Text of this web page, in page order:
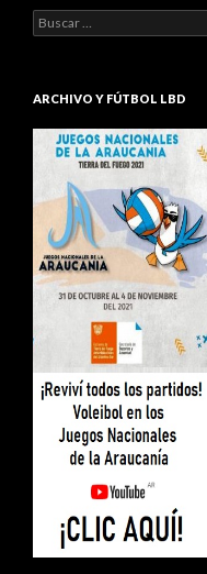
Buscar:
ARCHIVO Y FÚTBOL LBD